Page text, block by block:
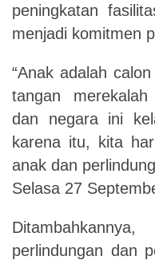
peningkatan
menjadi komitmen
“Anak adalah
tangan merekalah
dan negara ini
karena itu, kita
anak dan
Selasa 27
Ditambahkan
perlindungan dan